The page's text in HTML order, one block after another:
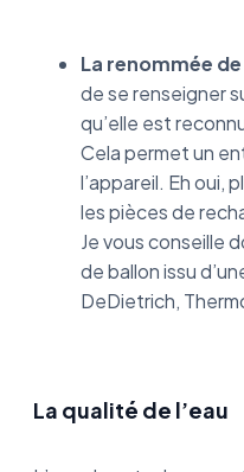
La renommée
de se renseigner
qu’elle est
Cela permet un
l’appareil. Eh oui,
les pièces de
Je vous conseille
de ballon issu
DeDietrich,
La qualité de l’eau